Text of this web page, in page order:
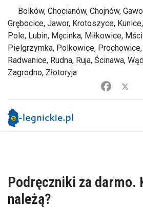
Bolków, Chocianów, Chojnów,
Grębocice, Jawor, Krotoszyce,
Pole, Lubin, Męcinka, Miłkowice,
Pielgrzymka, Polkowice,
Radwanice, Rudna, Ruja, Ścinawa,
Zagrodno, Złotoryja
Podręczniki za darmo.
należą?